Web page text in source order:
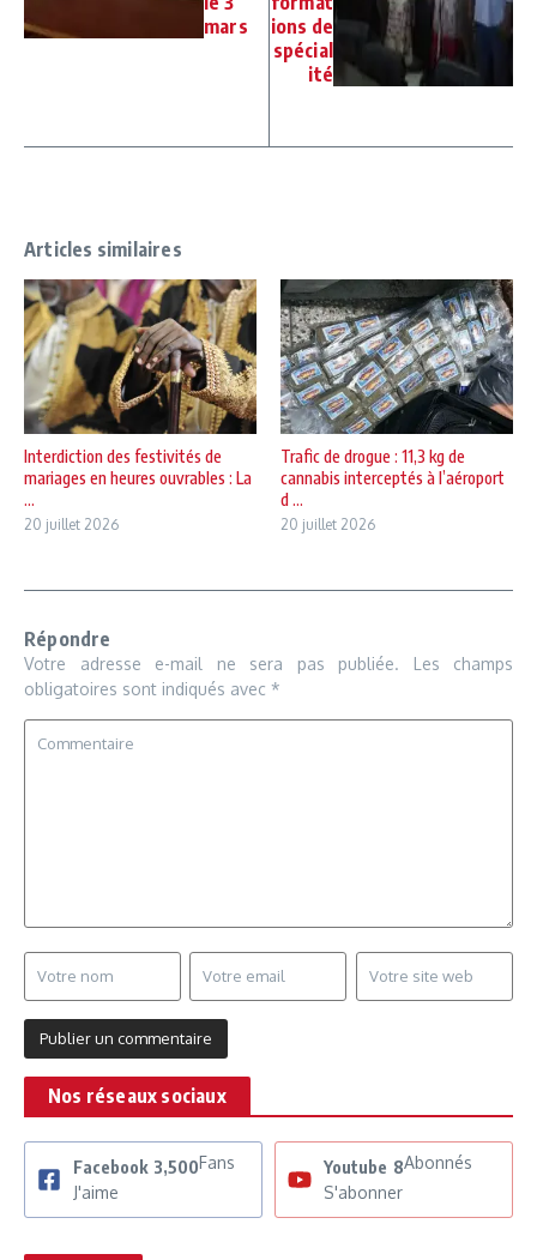
mars
ions de
spécial
ité
Articles similaires
Interdiction des festivités de
mariages en heures ouvrables : La
...
20 juillet 2026
Trafic de drogue : 11,3 kg de
cannabis interceptés à l’aéroport
d ...
20 juillet 2026
Répondre
Votre adresse e-mail ne sera pas publiée.
Les champs
obligatoires sont indiqués avec *
Nos réseaux sociaux
Facebook 3,500Fans
J'aime
Youtube 8Abonnés
S'abonner